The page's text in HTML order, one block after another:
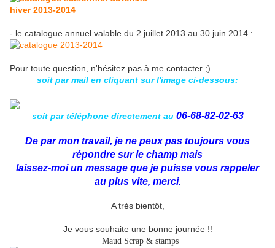
- le catalogue annuel valable du 2 juillet 2013 au 30 juin 2014 :
Pour toute question, n'hésitez pas à me contacter ;)
soit par mail en cliquant sur l'image ci-dessous:
soit par téléphone directement au 06-68-82-02-63
De par mon travail, je ne peux pas toujours vous
répondre sur le champ mais
laissez-moi un message que je puisse vous rappeler
au plus vite, merci.
A très bientôt,
Je vous souhaite une bonne journée !!
Maud Scrap & stamps